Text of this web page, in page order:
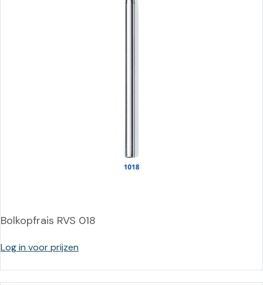
Bolkopfrais RVS 018
Log in voor prijzen